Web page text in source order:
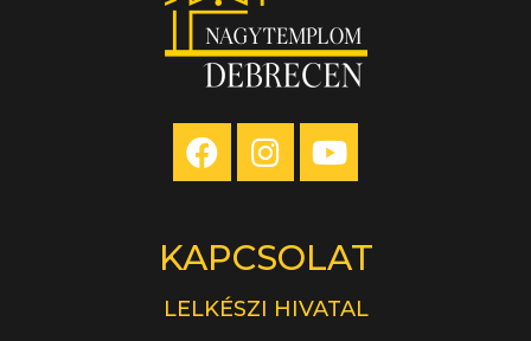
KAPCSOLAT
LELKÉSZI HIVATAL